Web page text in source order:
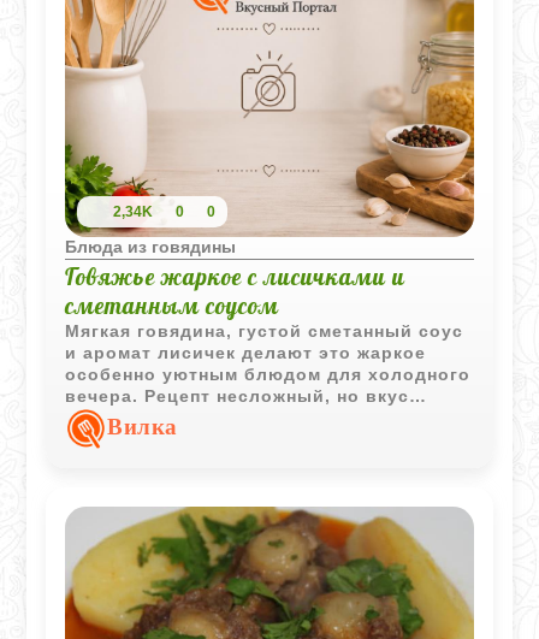
2,34K 0 0
Блюда из говядины
Говяжье жаркое с лисичками и
сметанным соусом
Мягкая говядина, густой сметанный соус
и аромат лисичек делают это жаркое
особенно уютным блюдом для холодного
вечера. Рецепт несложный, но вкус
получается насыщенным и домашним.
Вилка